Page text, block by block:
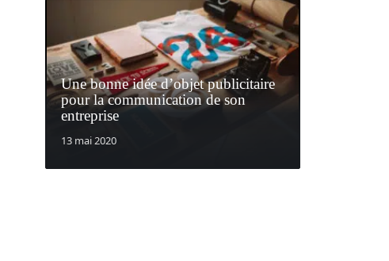
Une bonne idée d’objet publicitaire
pour la communication de son
entreprise
13 mai 2020